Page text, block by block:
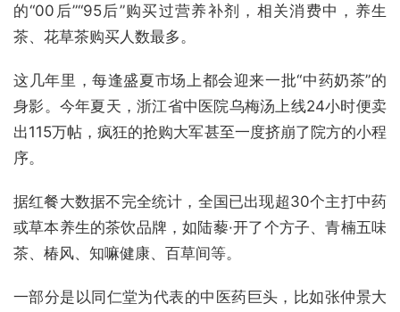
的“00后”“95后”购买过营养补剂，相关消费中，养生
茶、花草茶购买人数最多。
这几年里，每逢盛夏市场上都会迎来一批“中药奶茶”的
身影。今年夏天，浙江省中医院乌梅汤上线24小时便卖
出115万帖，疯狂的抢购大军甚至一度挤崩了院方的小程
序。
据红餐大数据不完全统计，全国已出现超30个主打中药
或草本养生的茶饮品牌，如陆藜·开了个方子、青楠五味
茶、椿风、知嘛健康、百草间等。
一部分是以同仁堂为代表的中医药巨头，比如张仲景大